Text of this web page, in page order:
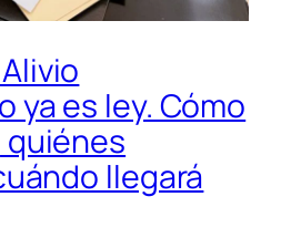
ya es ley. Cómo
llegará